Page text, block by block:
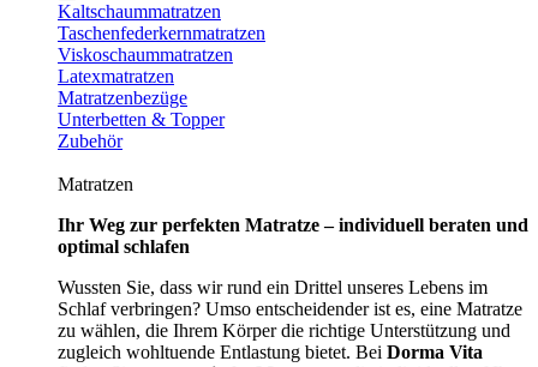
Kaltschaummatratzen
Taschenfederkernmatratzen
Viskoschaummatratzen
Latexmatratzen
Matratzenbezüge
Unterbetten & Topper
Zubehör
Matratzen
Ihr Weg zur perfekten Matratze – individuell beraten und
optimal schlafen
Wussten Sie, dass wir rund ein Drittel unseres Lebens im
Schlaf verbringen? Umso entscheidender ist es, eine Matratze
zu wählen, die Ihrem Körper die richtige Unterstützung und
zugleich wohltuende Entlastung bietet. Bei Dorma Vita